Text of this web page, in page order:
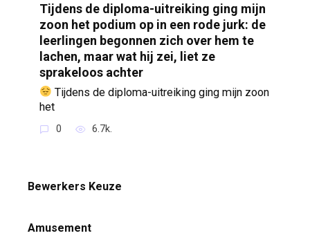
Tijdens de diploma-uitreiking ging mijn
zoon het podium op in een rode jurk: de
leerlingen begonnen zich over hem te
lachen, maar wat hij zei, liet ze
sprakeloos achter
Tijdens de diploma-uitreiking ging mijn zoon
het
0 6.7k.
Bewerkers Keuze
Amusement